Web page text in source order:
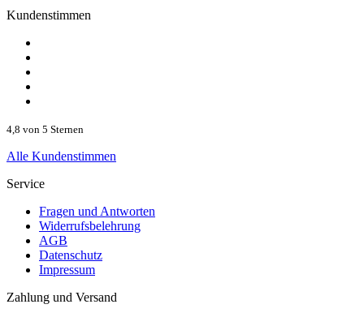
Kundenstimmen
4,8 von 5 Sternen
Alle Kundenstimmen
Service
Fragen und Antworten
Widerrufsbelehrung
AGB
Datenschutz
Impressum
Zahlung und Versand